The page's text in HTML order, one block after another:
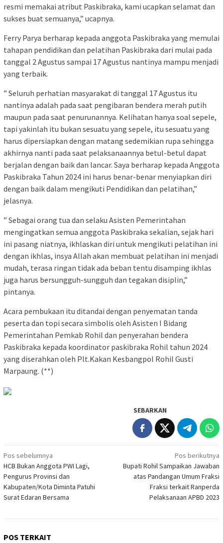
resmi memakai atribut Paskibraka, kami ucapkan selamat dan
sukses buat semuanya,” ucapnya.
Ferry Parya berharap kepada anggota Paskibraka yang memulai
tahapan pendidikan dan pelatihan Paskibraka dari mulai pada
tanggal 2 Agustus sampai 17 Agustus nantinya mampu menjadi
yang terbaik.
” Seluruh perhatian masyarakat di tanggal 17 Agustus itu
nantinya adalah pada saat pengibaran bendera merah putih
maupun pada saat penurunannya. Kelihatan hanya soal sepele,
tapi yakinlah itu bukan sesuatu yang sepele, itu sesuatu yang
harus dipersiapkan dengan matang sedemikian rupa sehingga
akhirnya nanti pada saat pelaksanaannya betul-betul dapat
berjalan dengan baik dan lancar. Saya berharap kepada Anggota
Paskibraka Tahun 2024 ini harus benar-benar menyiapkan diri
dengan baik dalam mengikuti Pendidikan dan pelatihan,”
jelasnya.
” Sebagai orang tua dan selaku Asisten Pemerintahan
mengingatkan semua anggota Paskibraka sekalian, sejak hari
ini pasang niatnya, ikhlaskan diri untuk mengikuti pelatihan ini
dengan ikhlas, insya Allah akan membuat pelatihan ini menjadi
mudah, terasa ringan tidak ada beban tentu disamping ikhlas
juga harus bersungguh-sungguh dan tegakan disiplin,”
pintanya.
Acara pembukaan itu ditandai dengan penyematan tanda
peserta dan topi secara simbolis oleh Asisten I Bidang
Pemerintahan Pemkab Rohil dan penyerahan bendera
Paskibraka kepada koordinator paskibraka Rohil tahun 2024
yang diserahkan oleh Plt.Kakan Kesbangpol Rohil Gusti
Marpaung. (**)
SEBARKAN
Navigasi
pos
Pos sebelumnya
HCB Bukan Anggota PWI Lagi,
Pengurus Provinsi dan
Kabupaten/Kota Diminta Patuhi
Surat Edaran Bersama
Pos berikutnya
Bupati Rohil Sampaikan Jawaban
atas Pandangan Umum Fraksi
Fraksi terkait Ranperda
Pelaksanaan APBD 2023
POS TERKAIT